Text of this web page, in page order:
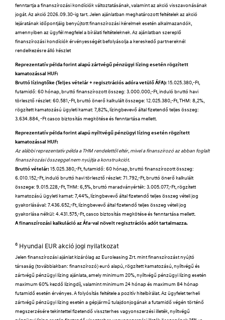
fenntartja a finanszírozási kondíciók változtatásának, valamint az akció visszavonásának
jogát. Az akció 2026.09.30-ig tart. Jelen ajánlatban meghatározott feltételek az akció
lejáratának időpontjáig benyújtott finanszírozási kérelmek esetén alkalmazandók,
amennyiben az ügyfél megfelel a bírálati feltételeknek. Az ajánlatban szereplő
finanszírozási kondíciók érvényességét befolyásolja a kereskedő partnereknél
rendelkezésre álló készlet
Reprezentatív példa forint alapú zártvégű pénzügyi lízing esetén rögzített
kamatozással HUF:
Bruttó lízingtőke (Teljes vételár + regisztrációs adóra vetülő ÁFA):15.025.380,-Ft,
futamidő: 60 hónap, bruttó finanszírozott összeg: 3.000.000,-Ft, induló bruttó havi
törlesztő részlet: 60.581,-Ft, bruttó önerő kalkulált összege: 12.025.380,-Ft, THM: 8,2%,
rögzített kamatozású ügyleti kamat: 7,82%, lízingbevevő által fizetendő teljes összeg:
3.634.884, -Ft casco biztosítás megkötése és fenntartása mellett.
Reprezentatív példa forint alapú nyíltvégű pénzügyi lízing esetén rögzített
kamatozással HUF:
Az alábbi reprezentatív példa a THM rendelettől eltér, mivel a finanszírozó az abban foglalt
finanszírozási összeggel nem nyújtja a konstrukciót.
Bruttó vételár:15.025.380,-Ft, futamidő: 60 hónap, bruttó finanszírozott összeg:
6.010.152,-Ft, induló bruttó havi törlesztő részlet: 71.792,-Ft, bruttó önerő kalkulált
összege: 9.015.228,-Ft, THM: 6,5%, bruttó maradványérték: 3.005.077,-Ft, rögzített
kamatozású ügyleti kamat: 7,44%, lízingbevevő által fizetendő teljes összeg vételi jog
gyakorlásával: 7.436.652,-Ft, lízingbevevő által fizetendő teljes összeg vételi jog
gyakorlása nélkül: 4.431.575,-Ft, casco biztosítás megkötése és fenntartása mellett.
A finanszírozási kalkuláció az Áfa-val növelt regisztrációs adót tartalmazza.
6 Hyundai EUR akció jogi nyilatkozat
Jelen finanszírozási ajánlat kizárólag az Euroleasing Zrt. mint finanszírozást nyújtó
társaság (továbbiakban: finanszírozó) euró alapú, rögzített kamatozású, nyíltvégű és
zártvégű pénzügyi lízing ajánlata, amely minimum 20%, nyíltvégű pénzügyi lízing esetén
maximum 60% kezdő lízingdíj, valamint minimum 24 hónap és maximum 84 hónap
futamidő esetén érvényes. A folyósítás feltétele a pozitív hitelbírálat. Az ügyfelet terheli
zártvégű pénzügyi lízing esetén a gépjármű tulajdonjogának a futamidő végén történő
megszerzésére tekintettel fizetendő visszterhes vagyonszerzési illeték, nyíltvégű